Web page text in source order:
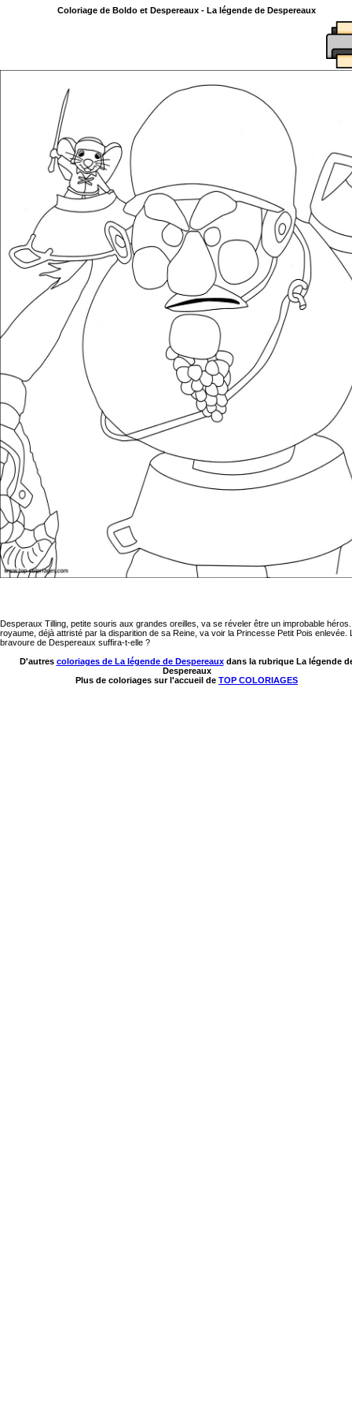
Coloriage de Boldo et Despereaux - La légende de Despereaux
Desperaux Tilling, petite souris aux grandes oreilles, va se réveler être un improbable
royaume, déjà attristé par la disparition de sa Reine, va voir la Princesse Petit Pois enlevée.
bravoure de Despereaux suffira-t-elle ?
D'autres coloriages de La légende de Despereauxdans la rubrique La légende
Despereaux
Plus de coloriages sur l'accueil de TOP COLORIAGES